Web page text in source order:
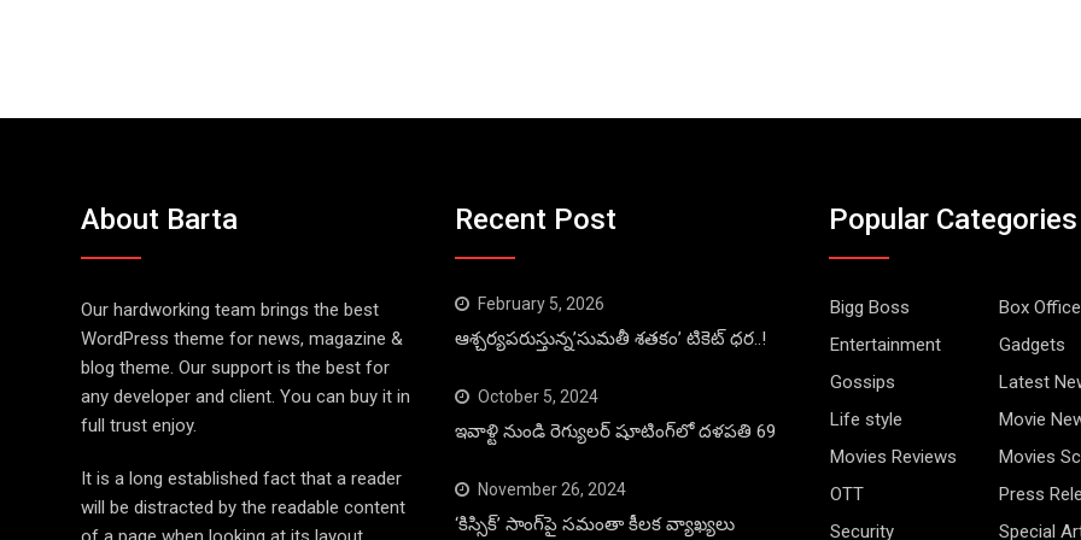
About Barta
Our hardworking team brings the best
WordPress theme for news, magazine &
blog theme. Our support is the best for
any developer and client. You can buy it in
full trust enjoy.
It is a long established fact that a reader
will be distracted by the readable content
Recent Post
February 5, 2026
ఆశ్చర్యపరుస్తున్న’సుమతీ శతకం’ టికెట్ ధర..!
October 5, 2024
ఇవాళ్టి నుండి రెగ్యులర్ షూటింగ్‌లో దళపతి 69
November 26, 2024
‘కిస్సిక్’ సాంగ్‌పై సమంతా కీలక వ్యాఖ్యలు
Popular Categories
Bigg Boss
Box Office
Entertainment
Gadgets
Gossips
Latest
Life style
Movie
Movies Reviews
Movies
OTT
Press
Security
Special